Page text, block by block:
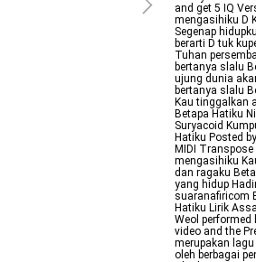
and get 5 IQ
mengasihiku D
Segenap
berarti D tuk
Tuhan
bertanya slalu
ujung dunia
bertanya slalu
Kau tinggalkan
Betapa Hatiku
Suryacoid
Hatiku Posted
MIDI
mengasihiku
dan ragaku
yang hidup
suaranafiricom
Hatiku Lirik
Weol performed
video and the
merupakan
oleh berbagai